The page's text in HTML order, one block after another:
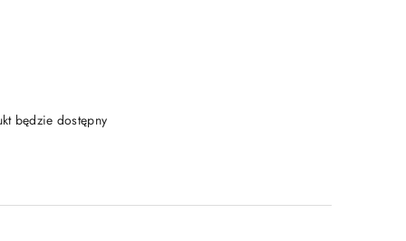
będzie dostępny